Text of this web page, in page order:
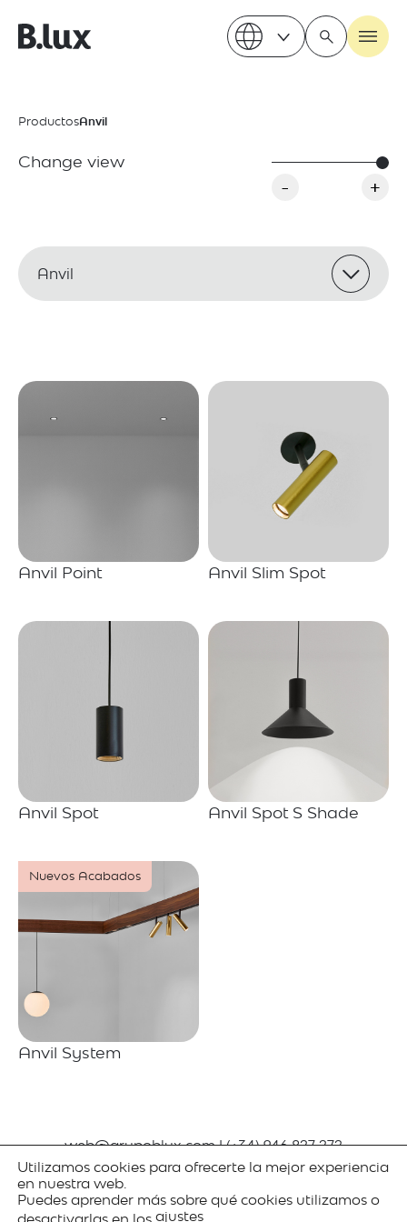
ProductosAnvil
Change view
- +
Anvil
Anvil Point Anvil Slim Spot
Anvil Spot Anvil Spot S Shade
Nuevos Acabados
Anvil System
web@grupoblux.com|(+34) 946 827 272
© Copyright 2026 blux. Todos los derechos
reservados.
Newsletter| Política de privacidad
Política de
gestión
Utilizamos cookies para ofrecerte la mejor experiencia
en nuestra web.
Puedes aprender más sobre qué cookies utilizamos o
desactivarlas en los ajustes